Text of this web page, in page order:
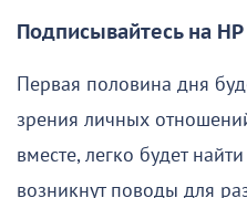
Подписывайтесь на НР
Первая половина дня
зрения личных
вместе, легко будет
возникнут поводы для